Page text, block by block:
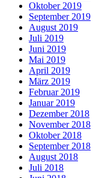
Oktober 2019
September 2019
August 2019
Juli 2019
Juni 2019
Mai 2019
April 2019
März 2019
Februar 2019
Januar 2019
Dezember 2018
November 2018
Oktober 2018
September 2018
August 2018
Juli 2018